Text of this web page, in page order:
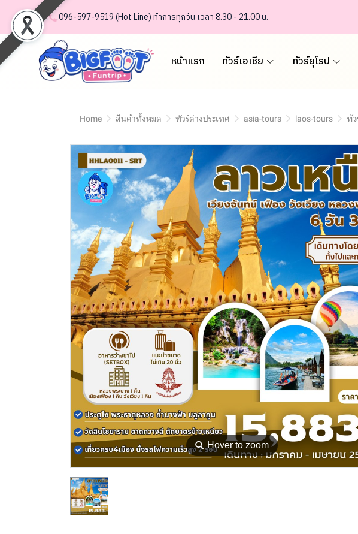
....... .096-597-95 19 (Hot Line) ทำการทุกวัน เวลา 8.30 - 21.00 น.
หน้าแรก ทัวร์เอเชีย ทัวร์ยุโรป
Home สินค้าทั้งหมด ทัวร์ต่างประเทศ asia-tours laos-tours ทัว
⚲Hover to zoom